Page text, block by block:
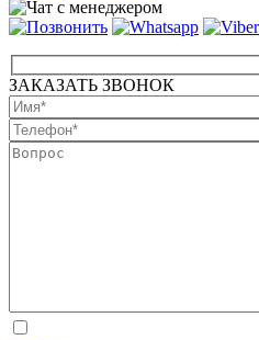
ЗАКАЗАТЬ ЗВОНОК